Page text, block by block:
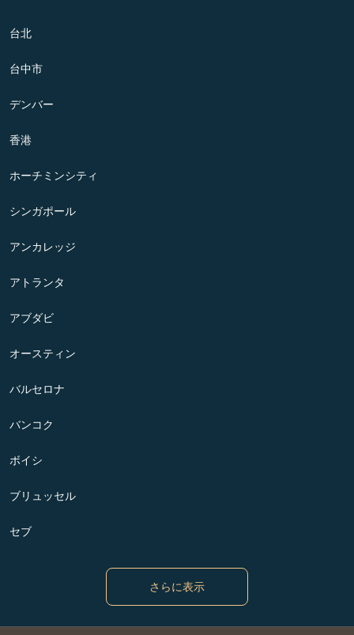
台北
台中市
デンバー
香港
ホーチミンシティ
シンガポール
アンカレッジ
アトランタ
アブダビ
オースティン
バルセロナ
バンコク
ボイシ
ブリュッセル
セブ
さらに表示